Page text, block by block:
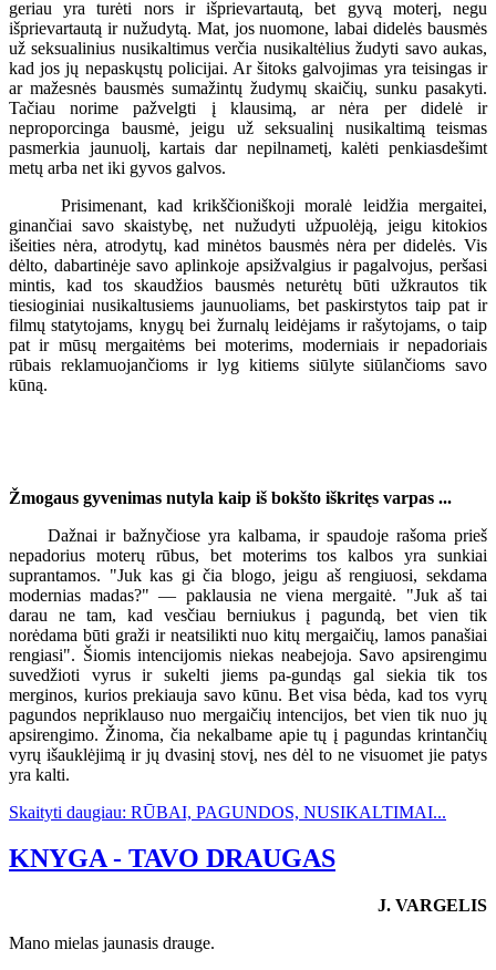
geriau yra turėti nors ir išprievartautą, bet gyvą moterį, negu
išprievartautą ir nužudytą. Mat, jos nuomone, labai didelės bausmės
už seksualinius nusikaltimus verčia nusikaltėlius žudyti savo aukas,
kad jos jų nepaskųstų policijai. Ar šitoks galvojimas yra teisingas ir
ar mažesnės bausmės sumažintų žudymų skaičių, sunku pasakyti.
Tačiau norime pažvelgti į klausimą, ar nėra per didelė ir
neproporcinga bausmė, jeigu už seksualinį nusikaltimą teismas
pasmerkia jaunuolį, kartais dar nepilnametį, kalėti penkiasdešimt
metų arba net iki gyvos galvos.
Prisimenant, kad krikščioniškoji moralė leidžia mergaitei,
ginančiai savo skaistybę, net nužudyti užpuolėją, jeigu kitokios
išeities nėra, atrodytų, kad minėtos bausmės nėra per didelės. Vis
dėlto, dabartinėje savo aplinkoje apsižvalgius ir pagalvojus, peršasi
mintis, kad tos skaudžios bausmės neturėtų būti užkrautos tik
tiesioginiai nusikaltusiems jaunuoliams, bet paskirstytos taip pat ir
filmų statytojams, knygų bei žurnalų leidėjams ir rašytojams, o taip
pat ir mūsų mergaitėms bei moterims, moderniais ir nepadoriais
rūbais reklamuojančioms ir lyg kitiems siūlyte siūlančioms savo
kūną.
Žmogaus gyvenimas nutyla kaip iš bokšto iškritęs varpas ...
Dažnai ir bažnyčiose yra kalbama, ir spaudoje rašoma prieš
nepadorius moterų rūbus, bet moterims tos kalbos yra sunkiai
suprantamos. "Juk kas gi čia blogo, jeigu aš rengiuosi, sekdama
modernias madas?" — paklausia ne viena mergaitė. "Juk aš tai
darau ne tam, kad vesčiau berniukus į pagundą, bet vien tik
norėdama būti graži ir neatsilikti nuo kitų mergaičių, lamos panašiai
rengiasi". Šiomis intencijomis niekas neabejoja. Savo apsirengimu
suvedžioti vyrus ir sukelti jiems pa-gundąs gal siekia tik tos
merginos, kurios prekiauja savo kūnu. Bet visa bėda, kad tos vyrų
pagundos nepriklauso nuo mergaičių intencijos, bet vien tik nuo jų
apsirengimo. Žinoma, čia nekalbame apie tų į pagundas krintančių
vyrų išauklėjimą ir jų dvasinį stovį, nes dėl to ne visuomet jie patys
yra kalti.
Skaityti daugiau: RŪBAI, PAGUNDOS, NUSIKALTIMAI...
KNYGA - TAVO DRAUGAS
J. VARGELIS
Mano mielas jaunasis drauge.